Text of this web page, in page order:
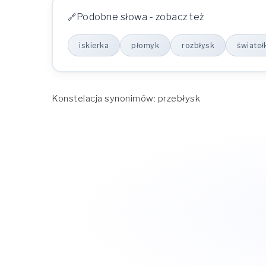
Podobne słowa - zobacz też
iskierka płomyk rozbłysk
Konstelacja synonimów: przebłysk